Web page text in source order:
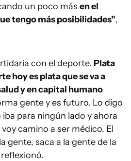
un poco más en el
tengo más posibilidades",
con el deporte. Plata
hoy es plata que se va a
y en capital humano
gente y es futuro. Lo digo
para ningún lado y ahora
camino a ser médico. El
gente, saca a la gente de la